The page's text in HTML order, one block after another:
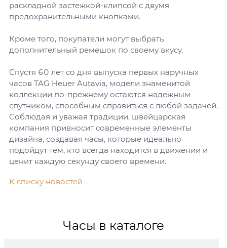
раскладной застежкой-клипсой с двумя
предохранительными кнопками.
Кроме того, покупатели могут выбрать
дополнительный ремешок по своему вкусу.
Спустя 60 лет со дня выпуска первых наручных
часов TAG Heuer Autavia, модели знаменитой
коллекции по-прежнему остаются надежным
спутником, способным справиться с любой задачей.
Соблюдая и уважая традиции, швейцарская
компания привносит современные элементы
дизайна, создавая часы, которые идеально
подойдут тем, кто всегда находится в движении и
ценит каждую секунду своего времени.
К списку новостей
Часы в каталоге